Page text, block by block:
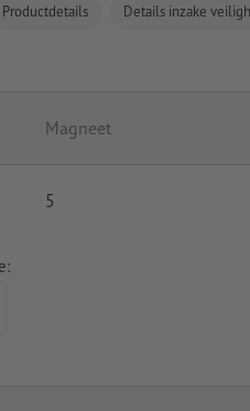
Productdetails Details inzake
Magneet
5